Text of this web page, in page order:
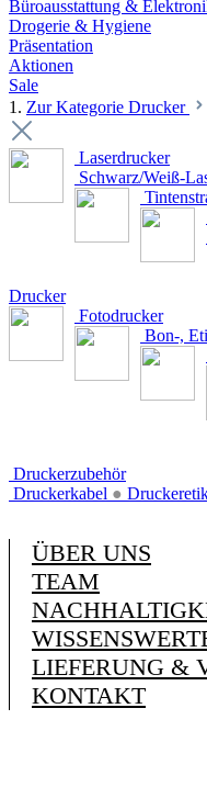
Büroausstattung &
Drogerie & Hygiene
Präsentation
Aktionen
Sale
1. Zur Kategorie Drucker
Laserdrucker
Schwarz/Weiß-
Drucker
Fotodrucker
Bon-,
Druckerzubehör
Druckerkabel ●
ÜBER UNS
TEAM
LIEFERUNG &
KONTAKT